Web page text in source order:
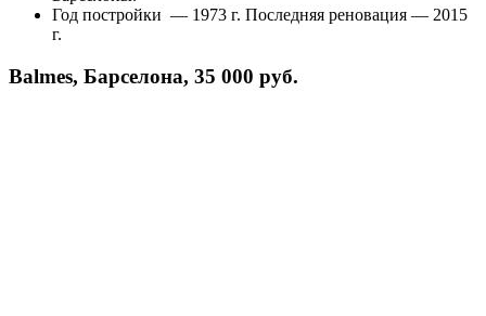
Год постройки — 1973 г. Последняя реновация — 2015
г.
Balmes, Барселона, 35 000 руб.